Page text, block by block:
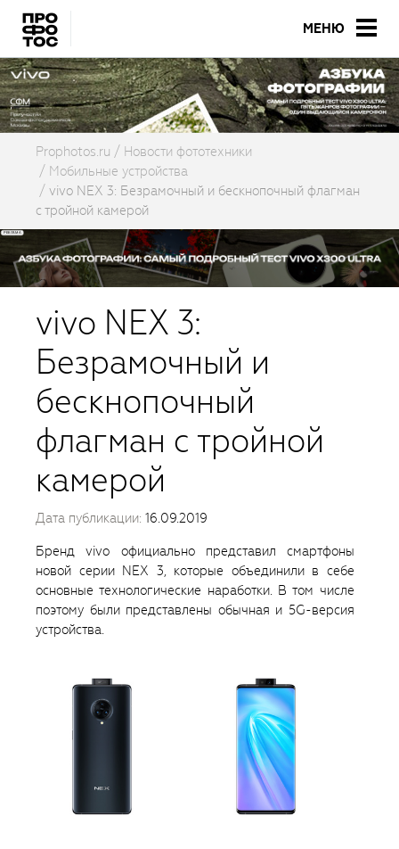
МЕНЮ
Prophotos.ru
Новости фототехники
Мобильные устройства
vivo NEX 3: Безрамочный и бескнопочный флагман
с тройной камерой
vivo NEX 3:
Безрамочный и
бескнопочный
флагман с тройной
камерой
Дата публикации: 16.09.2019
Бренд vivo официально представил смартфоны
новой серии NEX 3, которые объединили в себе
основные технологические наработки. В том числе
поэтому были представлены обычная и 5G-версия
устройства.